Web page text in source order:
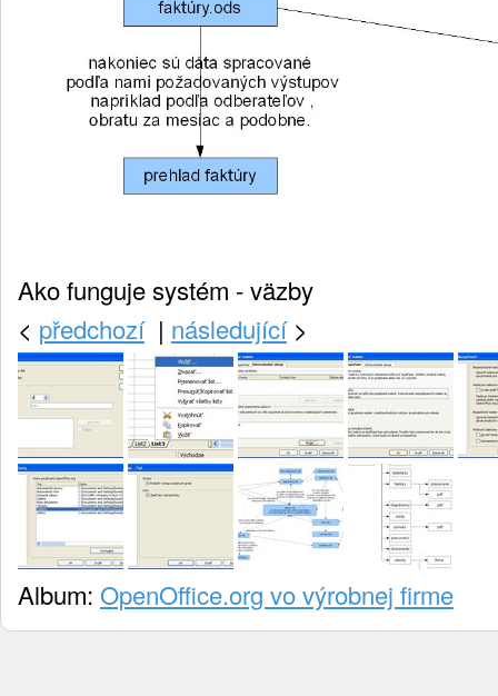
Ako funguje systém - väzby
< předchozí| následující>
Album: OpenOffice.org vo výrobnej firme